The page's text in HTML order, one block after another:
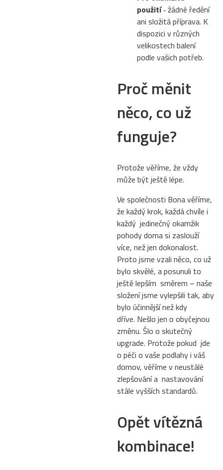
použití‐ žádné ředění
ani složitá příprava. K
dispozici v různých
velikostech balení
podle vašich potřeb.
Proč měnit
něco, co už
funguje?
Protože věříme, že vždy
může být ještě lépe.
Ve společnosti Bona věříme,
že každý krok, každá chvíle i
každý jedinečný okamžik
pohody doma si zaslouží
více, než jen dokonalost.
Proto jsme vzali něco, co už
bylo skvělé, a posunuli to
ještě lepším směrem – naše
složení jsme vylepšili tak, aby
bylo účinnější než kdy
dříve. Nešlo jen o obyčejnou
změnu. Šlo o skutečný
upgrade. Protože pokud jde
o péči o vaše podlahy i váš
domov, věříme v neustálé
zlepšování a nastavování
stále vyšších standardů.
Opět vítězná
kombinace!